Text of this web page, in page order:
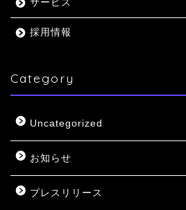
サービス
採用情報
Category
Uncategorized
お知らせ
プレスリリース